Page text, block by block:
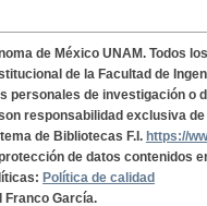
de México UNAM. Todos
de la Facultad de
de investigación o
responsabilidad exclusiva
de Bibliotecas F.I. https://
de datos contenidos
Política de calidad
Franco García.